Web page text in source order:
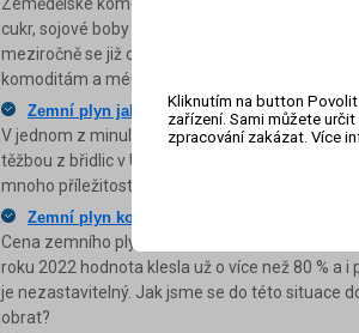
cukr, sojové boby nebo pšenice propadly. Ve
meziročně se již obchodují v plusu. Přitom
komoditám a méně pak už komoditám, které
Zemní plyn jako menší bratr ropy
V jednom z minulých článků jsem se zde
těžbou z břidlic v USA. Příběh zemního plynu
mnoho příležitostí k obchodování.
Zemní plyn končí zimní sezónu v poli
Cena zemního plynu v posledních letech
roku 2022 hodnota klesla už o více než 80 % a
je nezastavitelný. Jak jsme se do této situace
obrat?
Kliknutím na button
zařízení. Sami můžete
zpracování zakázat. Více